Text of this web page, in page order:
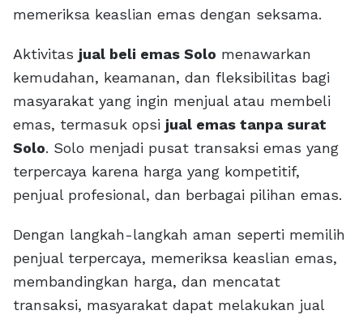
memeriksa keaslian emas dengan seksama.
Aktivitas jual beli emas Solo menawarkan
kemudahan, keamanan, dan fleksibilitas bagi
masyarakat yang ingin menjual atau membeli
emas, termasuk opsi jual emas tanpa surat
Solo. Solo menjadi pusat transaksi emas yang
terpercaya karena harga yang kompetitif,
penjual profesional, dan berbagai pilihan emas.
Dengan langkah-langkah aman seperti memilih
penjual terpercaya, memeriksa keaslian emas,
membandingkan harga, dan mencatat
transaksi, masyarakat dapat melakukan jual